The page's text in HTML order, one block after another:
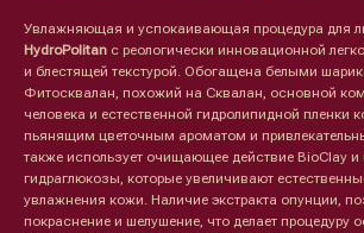
Увлажняющая и успокаивающая процедура для
HydroPolitan с реологически инновационной
и блестящей текстурой. Обогащена белыми
Фитосквалан, похожий на Сквалан, основной
человека и естественной гидролипидной пленки
пьянящим цветочным ароматом и
также использует очищающее действие BioClay и
гидраглюкозы, которые увеличивают
увлажнения кожи. Наличие экстракта опунции,
покраснение и шелушение, что делает процедуру